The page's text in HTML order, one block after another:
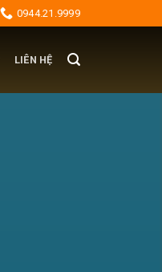
0944.21.9999
LIÊN HỆ